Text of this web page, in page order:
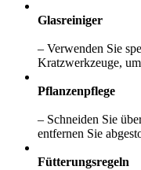
Glasreiniger
– Verwenden Sie
Kratzwerkzeuge,
Pflanzenpflege
– Schneiden Sie
entfernen Sie
Fütterungsregeln